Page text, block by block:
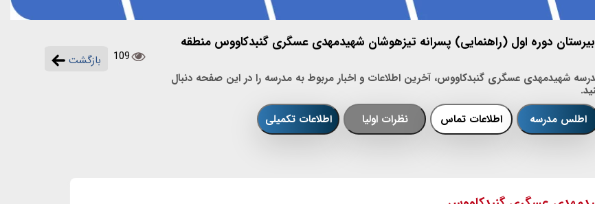
بازگشت 109
دوره اول (راهنمایی) پسرانه تیزهوشان شهیدمهدی عسگری گنبدکاووس منطقه
شهیدمهدی عسگری گنبدکاووس، آخرین اطلاعات و اخبار مربوط به مدرسه را در این صفحه دنبال
اطلس مدرسه
اطلاعات تماس نظرات اولیا اطلاعات تکمیلی